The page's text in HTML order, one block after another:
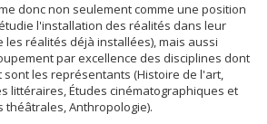
donc non seulement comme une position
l'installation des réalités dans leur
les réalités déjà installées), mais aussi
par excellence des disciplines dont
sont les représentants (Histoire de l'art,
littéraires, Études cinématographiques et
théâtrales, Anthropologie).